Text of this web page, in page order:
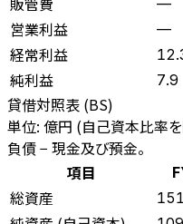
営業利益 —
経常利益
純利益 7.9
貸借対照表 (BS)
単位: 億円 (自己資本比率を
負債 − 現金及び預金。
項目
総資産 151